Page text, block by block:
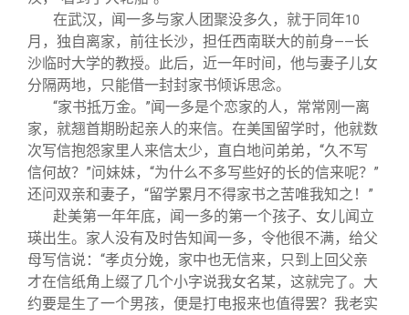
在武汉，闻一多与家人团聚没多久，就于同年10
月，独自离家，前往长沙，担任西南联大的前身——长
沙临时大学的教授。此后，近一年时间，他与妻子儿女
分隔两地，只能借一封封家书倾诉思念。
“家书抵万金。”闻一多是个恋家的人，常常刚一离
家，就翘首期盼起亲人的来信。在美国留学时，他就数
次写信抱怨家里人来信太少，直白地问弟弟，“久不写
信何故？”问妹妹，“为什么不多写些好的长的信来呢？”
还问双亲和妻子，“留学累月不得家书之苦唯我知之！”
赴美第一年年底，闻一多的第一个孩子、女儿闻立
瑛出生。家人没有及时告知闻一多，令他很不满，给父
母写信说：“孝贞分娩，家中也无信来，只到上回父亲
才在信纸角上缀了几个小字说我女名某，这就完了。大
约要是生了一个男孩，便是打电报来也值得罢？我老实